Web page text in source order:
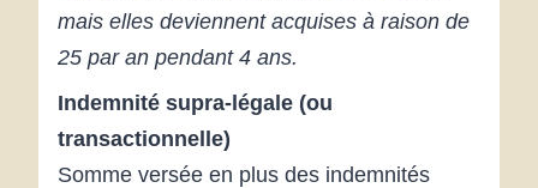
mais elles deviennent acquises à raison de
25 par an pendant 4 ans.
Indemnité supra-légale (ou
transactionnelle)
Somme versée en plus des indemnités